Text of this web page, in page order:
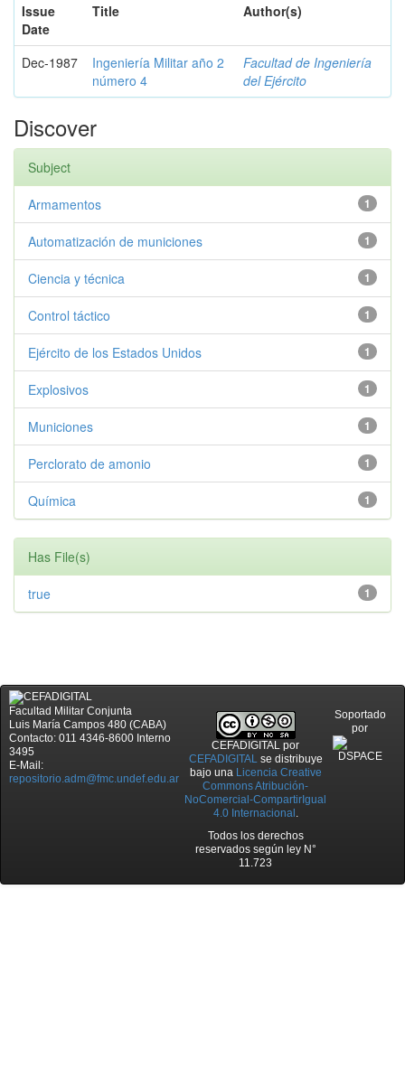
Issue
Date
Title Author(s)
Dec-1987
Ingeniería Militar año 2
número 4
Facultad de Ingeniería
del Ejército
Discover
Subject
1
Armamentos
1
Automatización de municiones
1
Ciencia y técnica
1
Control táctico
1
Ejército de los Estados Unidos
1
Explosivos
1
Municiones
1
Perclorato de amonio
1
Química
Has File(s)
1
true
Facultad Militar Conjunta
Luis María Campos 480 (CABA)
Contacto: 011 4346-8600 Interno
3495
E-Mail:
repositorio.adm@fmc.undef.edu.ar
CEFADIGITAL por
CEFADIGITALse distribuye
bajo una Licencia Creative
Commons Atribución-
NoComercial-CompartirIgual
4.0 Internacional .
Todos los derechos
reservados según ley N°
11.723
Soportado
por